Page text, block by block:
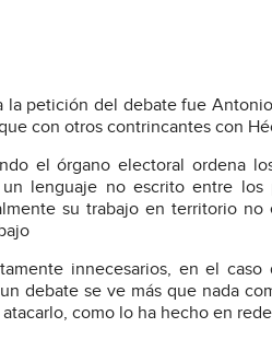
la petición del debate fue
con otros contrincantes con
el órgano electoral ordena
lenguaje no escrito entre
su trabajo en territorio
innecesarios, en el
debate se ve más que nada
como lo ha hecho en